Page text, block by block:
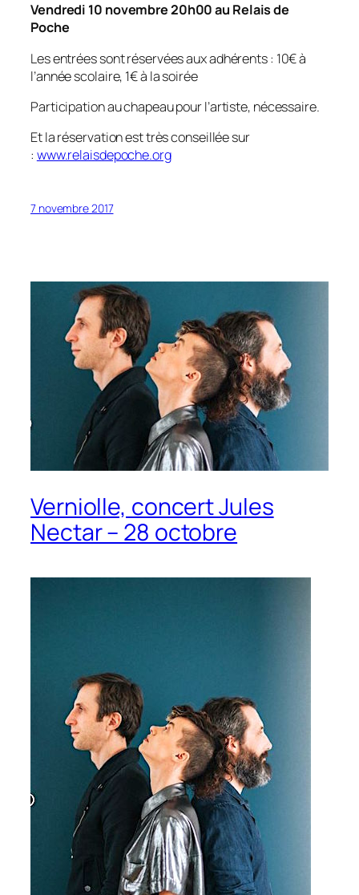
Vendredi 10 novembre 20h00 au Relais de
Poche
Les entrées sont réservées aux adhérents : 10€ à
l’année scolaire, 1€ à la soirée
Participation au chapeau pour l’artiste, nécessaire.
Et la réservation est très conseillée sur
: www.relaisdepoche.org
7 novembre 2017
Verniolle, concert Jules
Nectar – 28 octobre